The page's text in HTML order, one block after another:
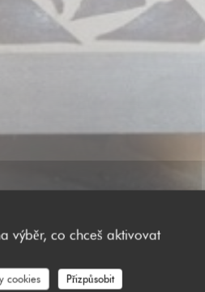
výběr, co chceš aktivovat
cookies
Přizpůsobit